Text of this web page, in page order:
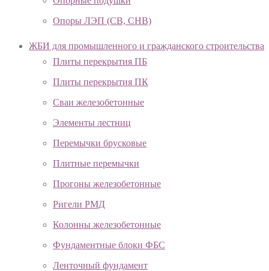
Опоры ЛЭП (СВ, СНВ)
ЖБИ для промышленного и гражданского строительства
Плиты перекрытия ПБ
Плиты перекрытия ПК
Сваи железобетонные
Элементы лестниц
Перемычки брусковые
Плитные перемычки
Прогоны железобетонные
Ригели РМД
Колонны железобетонные
Фундаментные блоки ФБС
Ленточный фундамент